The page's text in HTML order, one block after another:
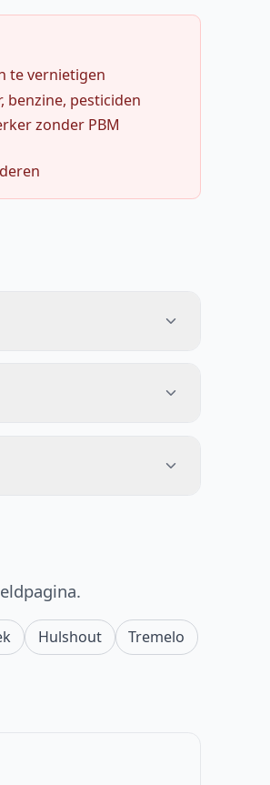
te vernietigen
benzine, pesticiden
zonder PBM
Hulshout
Tremelo